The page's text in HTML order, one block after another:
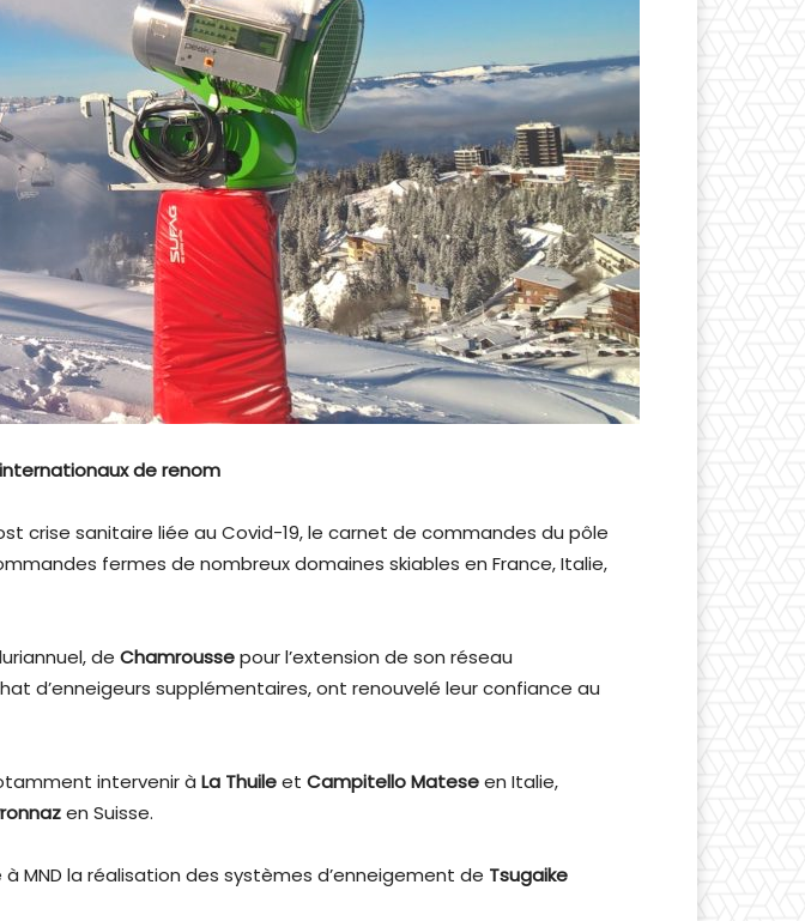
de renom
crise sanitaire liée au Covid-19, le carnet de commandes du pôle
fermes de nombreux domaines skiables en France, Italie,
de Chamroussepour l’extension de son réseau
d’enneigeurs supplémentaires, ont renouvelé leur confiance au
intervenir à La Thuileet Campitello Mateseen Italie,
en Suisse.
MND la réalisation des systèmes d’enneigement de Tsugaike